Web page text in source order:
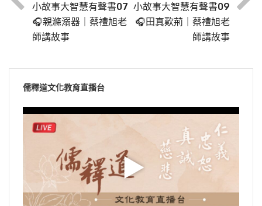
小故事大智慧有聲書07
🎧親滌溺器｜蔡禮旭老
師講故事
小故事大智慧有聲書09
🎧田真歎荊｜蔡禮旭老
師講故事
儒釋道文化教育直播台